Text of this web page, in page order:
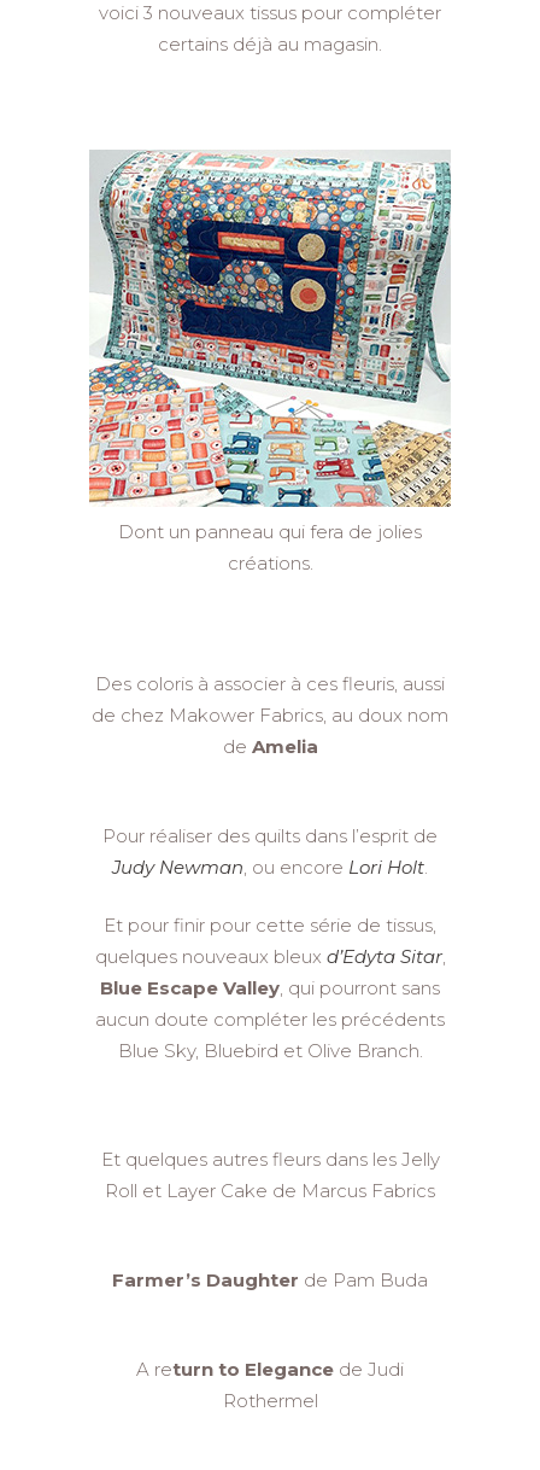
voici 3 nouveaux tissus pour compléter
certains déjà au magasin.
Dont un panneau qui fera de jolies
créations.
Des coloris à associer à ces fleuris, aussi
de chez Makower Fabrics, au doux nom
de Amelia
Pour réaliser des quilts dans l’esprit de
Judy Newman, ou encore Lori Holt.
Et pour finir pour cette série de tissus,
quelques nouveaux bleux d’Edyta Sitar,
Blue Escape Valley, qui pourront sans
aucun doute compléter les précédents
Blue Sky, Bluebird et Olive Branch.
Et quelques autres fleurs dans les Jelly
Roll et Layer Cake de Marcus Fabrics
Farmer’s Daughter de Pam Buda
A return to Elegance de Judi
Rothermel